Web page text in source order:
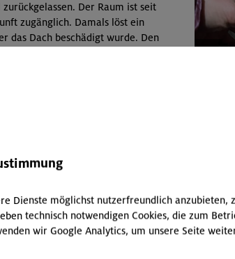
Der Raum ist seit
zugänglich. Damals löst ein
das Dach beschädigt wurde. Den
Für eine vollständige
und hinterlässt ihn
Umgang zeigt, wie
ist.
Beschädigung verursacht hohe
müssen. Dieses Geld fehlt
bei Angeboten, die allen
machen. Jeder Betrag hilft!
Dienste möglichst nutzerfreundlich anzubieten,
technisch notwendigen Cookies, die zum
wir Google Analytics, um unsere Seite